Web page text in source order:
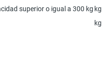
superior o igual a 300 kg kg
kg